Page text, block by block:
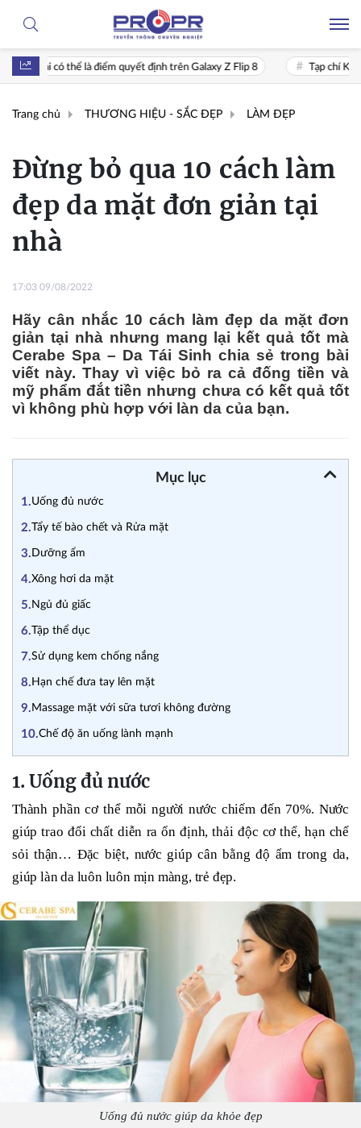
quyết định trên Galaxy Z Flip 8 Tạp chí Khoa học Phát triển Nông
Trang chủ THƯƠNG HIỆU - SẮC ĐẸP LÀM ĐẸP
Đừng bỏ qua 10 cách làm
đẹp da mặt đơn giản tại
nhà
17:03 09/08/2022
Hãy cân nhắc 10 cách làm đẹp da mặt đơn
giản tại nhà nhưng mang lại kết quả tốt mà
Cerabe Spa – Da Tái Sinh chia sẻ trong bài
viết này. Thay vì việc bỏ ra cả đống tiền và
mỹ phẩm đắt tiền nhưng chưa có kết quả tốt
vì không phù hợp với làn da của bạn.
Mục lục
1.Uống đủ nước
2.Tẩy tế bào chết và Rửa mặt
3. Dưỡng ẩm
4.Xông hơi da mặt
5. Ngủ đủ giấc
6.Tập thể dục
7.Sử dụng kem chống nắng
8. Hạn chế đưa tay lên mặt
9. Massage mặt với sữa tươi không đường
10.Chế độ ăn uống lành mạnh
1. Uống đủ nước
Thành phần cơ thể mỗi người nước chiếm đến 70%. Nước
giúp trao đổi chất diễn ra ổn định, thải độc cơ thể, hạn chế
sỏi thận… Đặc biệt, nước giúp cân bằng độ ẩm trong da,
giúp làn da luôn luôn mịn màng, trẻ đẹp.
Uống đủ nước giúp da khỏe đẹp